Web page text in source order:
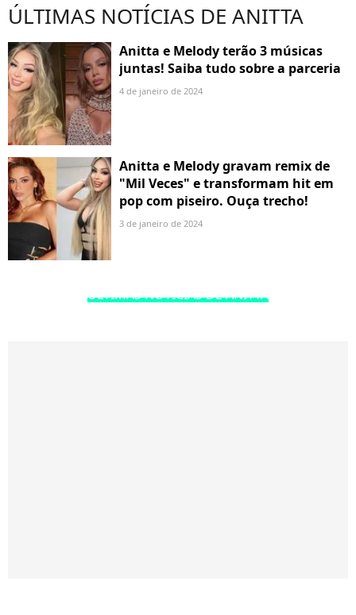
ÚLTIMAS NOTÍCIAS DE ANITTA
Anitta e Melody terão 3 músicas
juntas! Saiba tudo sobre a parceria
4 de janeiro de 2024
Anitta e Melody gravam remix de
"Mil Veces" e transformam hit em
pop com piseiro. Ouça trecho!
3 de janeiro de 2024
ÚLTIMAS NOTÍCIAS DE ANITTA